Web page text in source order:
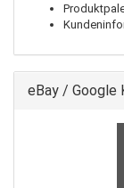
eBay / Google